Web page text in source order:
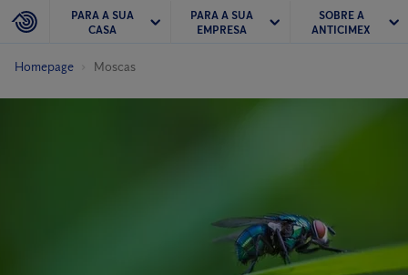
PARA A SUA
CASA
PARA A SUA
EMPRESA
SOBRE A
ANTICIMEX
Homepage Moscas